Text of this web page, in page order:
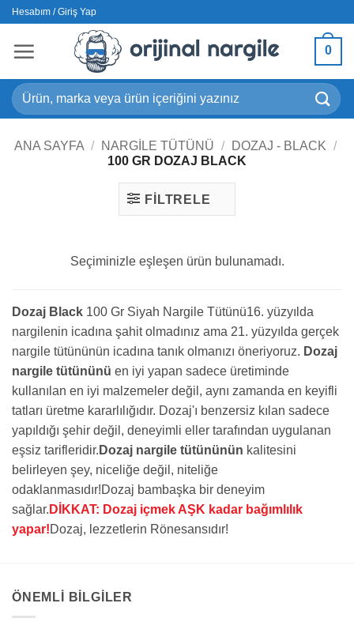
İçeriğe
Hesabım / Giriş Yap
0
Ara:
ANA SAYFA / NARGILE TÜTÜNÜ / DOZAJ - BLACK /
100 GR DOZAJ BLACK
FILTRELE
Seçiminizle eşleşen ürün bulunamadı.
Dozaj Black 100 Gr Siyah Nargile Tütünü16. yüzyılda
nargilenin icadına şahit olmadınız ama 21. yüzyılda gerçek
nargile tütününün icadına tanık olmanızı öneriyoruz. Dozaj
nargile tütününü en iyi yapan sadece üretiminde
kullanılan en iyi malzemeler değil, aynı zamanda en keyifli
tatları üretme kararlılığıdır. Dozaj'ı benzersiz kılan sadece
yapıldığı şehir değil, deneyimli eller tarafından uygulanan
eşsiz tarifleridir. Dozaj nargile tütününün kalitesini
belirleyen şey, niceliğe değil, niteliğe
odaklanmasıdır!Dozaj bambaşka bir deneyim
sağlar. DİKKAT: Dozaj içmek AŞK kadar bağımlılık
yapar!Dozaj, lezzetlerin Rönesansıdır!
ÖNEMLI BILGILER